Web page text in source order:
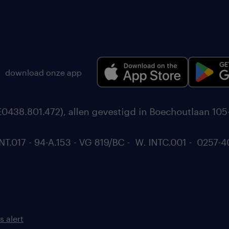
download onze app
allen gevestigd in Boechoutlaan
- 94-A.153 - VG 819/BC - W. INTC.001 - 0257-
alert